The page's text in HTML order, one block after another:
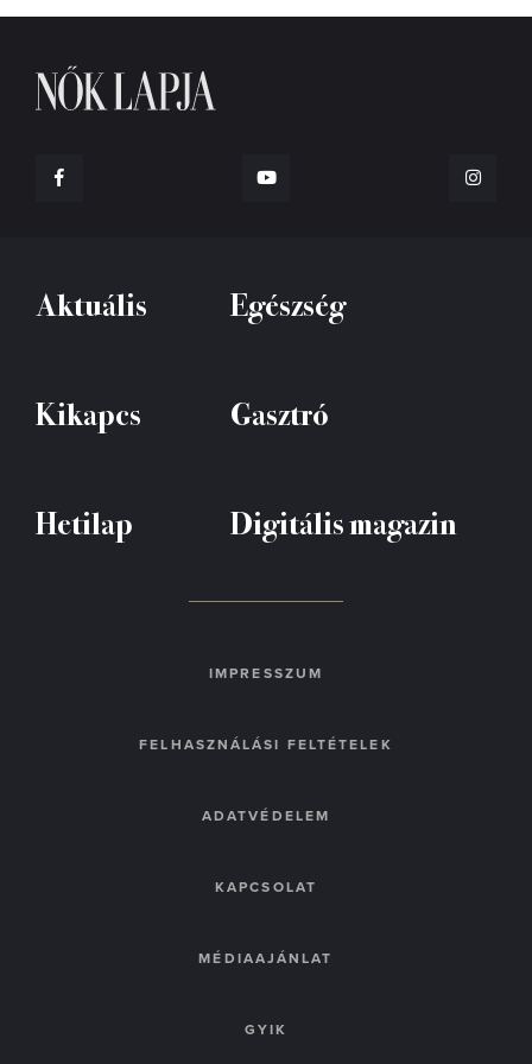
Aktuális Egészség
Kikapcs Gasztró
Hetilap Digitális magazin
IMPRESSZUM
FELHASZNÁLÁSI FELTÉTELEK
ADATVÉDELEM
KAPCSOLAT
MÉDIAAJÁNLAT
GYIK